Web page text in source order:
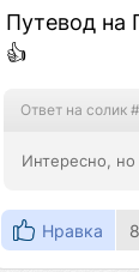
Путевод на
👍
Ответ на солик
Интересно,
Нравка 8